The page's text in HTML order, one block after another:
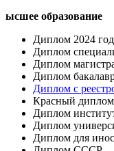
ысшее образование
Диплом 2024
Диплом
Диплом
Диплом
Диплом с
Красный диплом
Диплом
Диплом
Диплом для